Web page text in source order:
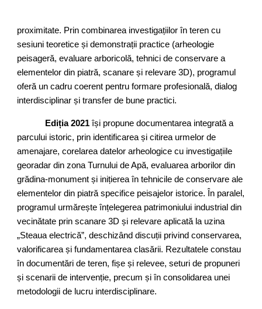
proximitate. Prin combinarea investigațiilor în teren cu
sesiuni teoretice și demonstrații practice (arheologie
peisageră, evaluare arboricolă, tehnici de conservare a
elementelor din piatră, scanare și relevare 3D), programul
oferă un cadru coerent pentru formare profesională, dialog
interdisciplinar și transfer de bune practici.
Ediția 2021își propune documentarea integrată a
parcului istoric, prin identificarea și citirea urmelor de
amenajare, corelarea datelor arheologice cu investigațiile
georadar din zona Turnului de Apă, evaluarea arborilor din
grădina-monument și inițierea în tehnicile de conservare ale
elementelor din piatră specifice peisajelor istorice. În paralel,
programul urmărește înțelegerea patrimoniului industrial din
vecinătate prin scanare 3D și relevare aplicată la uzina
„Steaua electrică”, deschizând discuții privind conservarea,
valorificarea și fundamentarea clasării. Rezultatele constau
în documentări de teren, fișe și relevee, seturi de propuneri
și scenarii de intervenție, precum și în consolidarea unei
metodologii de lucru interdisciplinare.